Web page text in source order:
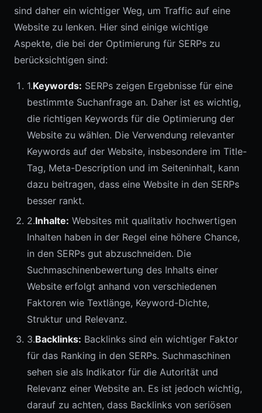
sind daher ein wichtiger Weg, um Traffic auf eine
Website zu lenken. Hier sind einige wichtige
Aspekte, die bei der Optimierung für SERPs zu
berücksichtigen sind:
1.Keywords: SERPs zeigen Ergebnisse für eine
bestimmte Suchanfrage an. Daher ist es wichtig,
die richtigen Keywords für die Optimierung der
Website zu wählen. Die Verwendung relevanter
Keywords auf der Website, insbesondere im Title-
Tag, Meta-Description und im Seiteninhalt, kann
dazu beitragen, dass eine Website in den SERPs
besser rankt.
2.Inhalte: Websites mit qualitativ hochwertigen
Inhalten haben in der Regel eine höhere Chance,
in den SERPs gut abzuschneiden. Die
Suchmaschinenbewertung des Inhalts einer
Website erfolgt anhand von verschiedenen
Faktoren wie Textlänge, Keyword-Dichte,
Struktur und Relevanz.
3.Backlinks: Backlinks sind ein wichtiger Faktor
für das Ranking in den SERPs. Suchmaschinen
sehen sie als Indikator für die Autorität und
Relevanz einer Website an. Es ist jedoch wichtig,
darauf zu achten, dass Backlinks von seriösen